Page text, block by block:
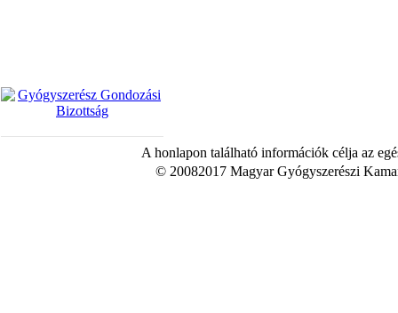
A honlapon található információk célja az
© 20082017 Magyar Gyógyszerészi